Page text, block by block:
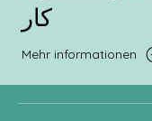
کار
Mehr informationen